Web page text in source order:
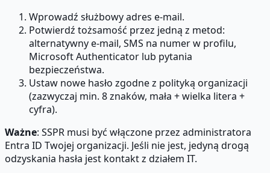
Wprowadź służbowy adres e-mail.
Potwierdź tożsamość przez jedną z metod:
alternatywny e-mail, SMS na numer w profilu,
Microsoft Authenticator lub pytania
bezpieczeństwa.
Ustaw nowe hasło zgodne z polityką organizacji
(zazwyczaj min. 8 znaków, mała + wielka litera +
cyfra).
Ważne: SSPR musi być włączone przez administratora
Entra ID Twojej organizacji. Jeśli nie jest, jedyną drogą
odzyskania hasła jest kontakt z działem IT.